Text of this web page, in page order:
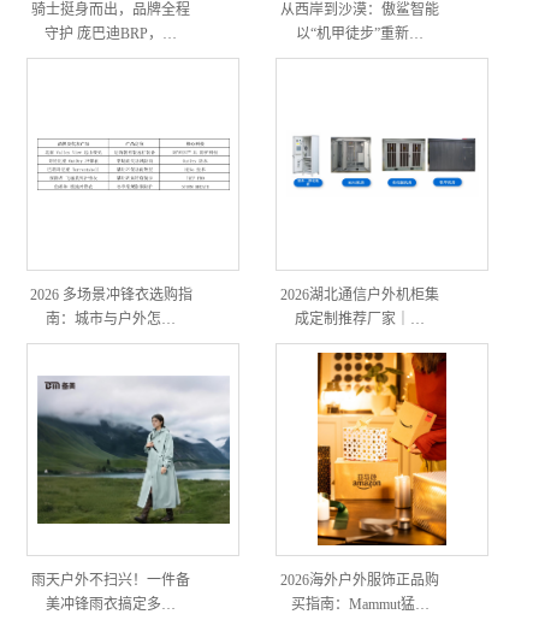
骑士挺身而出，品牌全程
守护 庞巴迪BRP，…
从西岸到沙漠：傲鲨智能
以“机甲徒步”重新…
2026 多场景冲锋衣选购指
南：城市与户外怎…
2026湖北通信户外机柜集
成定制推荐厂家｜…
雨天户外不扫兴！一件备
美冲锋雨衣搞定多…
2026海外户外服饰正品购
买指南：Mammut猛…